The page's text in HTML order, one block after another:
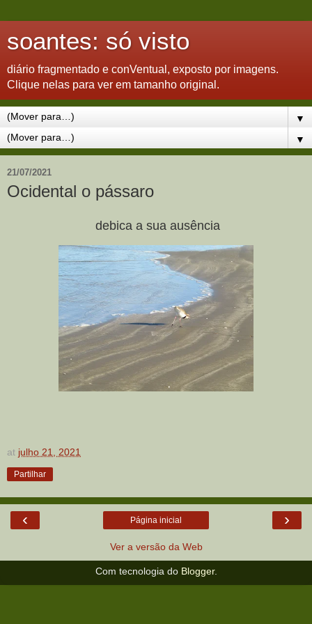
soantes: só visto
diário fragmentado e conVentual, exposto por imagens.
Clique nelas para ver em tamanho original.
▼
▼
21/07/2021
Ocidental o pássaro
debica a sua ausência
at julho 21, 2021
Partilhar
‹ ›
Página inicial
Ver a versão da Web
Com tecnologia do Blogger.